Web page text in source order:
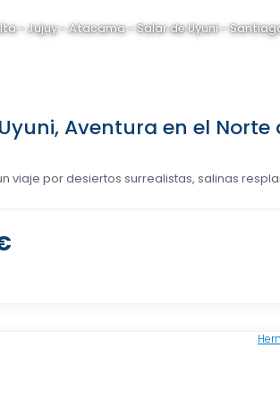
- Jujuy - Atacama - Salar de Uyuni -
Aventura en el
viaje por desiertos surrealistas, salinas